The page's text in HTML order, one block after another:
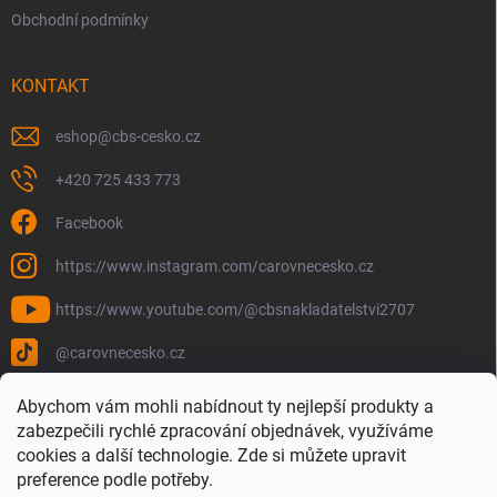
Abychom vám mohli nabídnout ty nejlepší produkty a
zabezpečili rychlé zpracování objednávek, využíváme
cookies a další technologie. Zde si můžete upravit
preference podle potřeby.
Obchodní podmínky
KONTAKT
eshop@cbs-cesko.cz
+420 725 433 773
Facebook
https://www.instagram.com/carovnecesko.cz
https://www.youtube.com/@cbsnakladatelstvi2707
@carovnecesko.cz